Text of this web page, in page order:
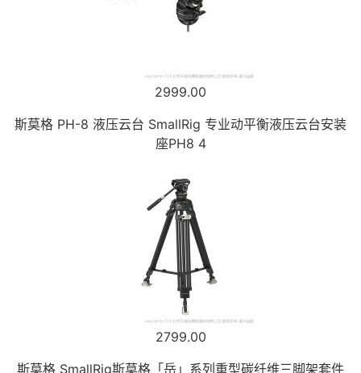
2999.00
斯莫格 PH-8 液压云台 SmallRig 专业动平衡液压云台安装
座PH8 4
2799.00
斯莫格 SmallRig斯莫格「岳」系列重型碳纤维三脚架套件